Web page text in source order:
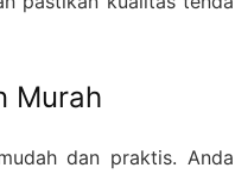
Murah
dan praktis. Anda